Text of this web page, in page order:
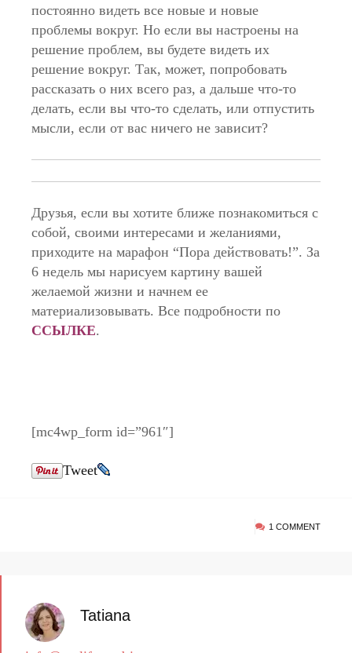
постоянно видеть все новые и новые
проблемы вокруг. Но если вы настроены на
решение проблем, вы будете видеть их
решение вокруг. Так, может, попробовать
рассказать о них всего раз, а дальше что-то
делать, если вы что-то сделать, или отпустить
мысли, если от вас ничего не зависит?
Друзья, если вы хотите ближе познакомиться с
собой, своими интересами и желаниями,
приходите на марафон “Пора действовать!”. За
6 недель мы нарисуем картину вашей
желаемой жизни и начнем ее
материализовывать. Все подробности по
ССЫЛКЕ.
[mc4wp_form id=”961″]
Tweet
1 COMMENT
Tatiana